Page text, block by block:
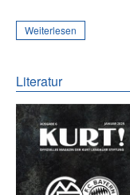
Weiterlesen
Literatur